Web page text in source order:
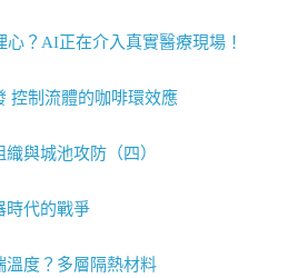
？AI正在介入真實醫療現場！
控制流體的咖啡環效應
與城池攻防（四）
時代的戰爭
溫度？多層隔熱材料